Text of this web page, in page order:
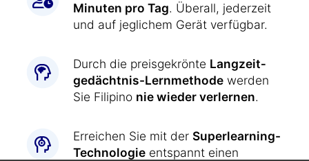
Minuten pro Tag. Überall, jederzeit
und auf jeglichem Gerät verfügbar.
Durch die preisgekrönte Langzeit­
gedächtnis-Lernmethode werden
Sie Filipino nie wieder verlernen.
Erreichen Sie mit der Superlearning-
Technologie entspannt einen